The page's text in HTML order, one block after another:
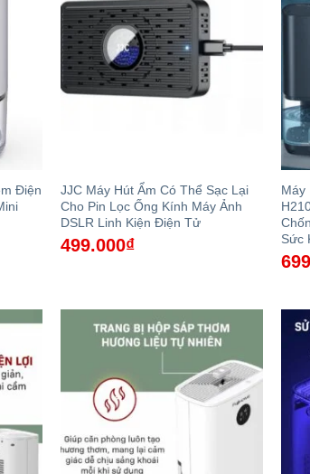
Điện
JJC Máy Hút Ẩm Có Thể Sạc Lại
Cho Pin Lọc Ống Kính Máy Ảnh
DSLR Linh Kiện Điện Tử
499.000₫
Máy
Sức